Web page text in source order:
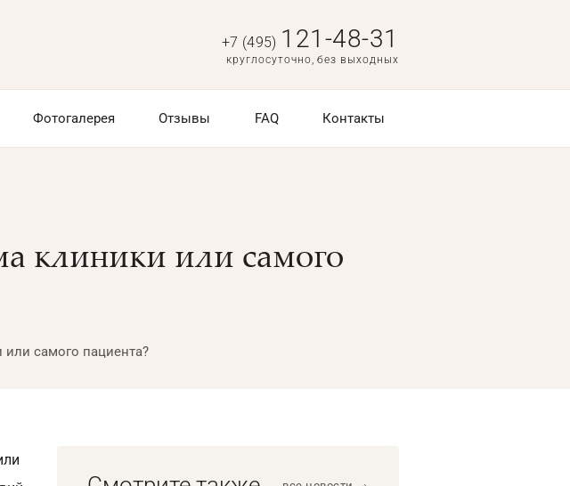
+7 (495) 121-48-31
круглосуточно, без выходных
Фотогалерея Отзывы FAQ Контакты
клиники или самого
самого пациента?